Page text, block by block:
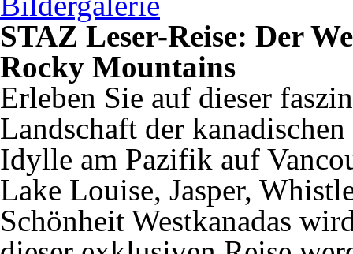
STAZ Leser-Reise: Der
Rocky Mountains
Erleben Sie auf dieser
Landschaft der
Idylle am Pazifik auf
Lake Louise, Jasper,
Schönheit Westkanadas